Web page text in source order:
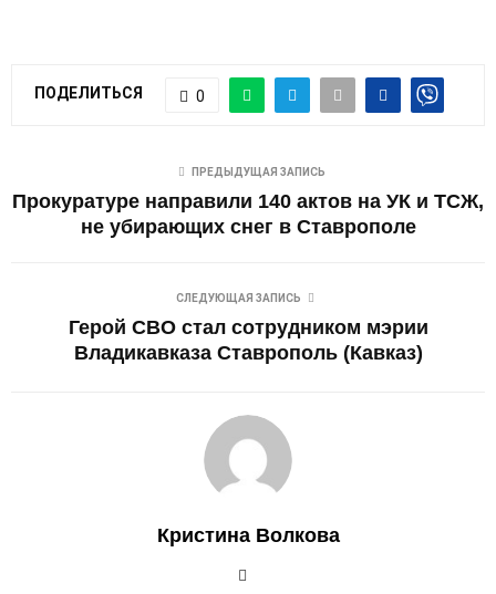
ПОДЕЛИТЬСЯ 0
ПРЕДЫДУЩАЯ ЗАПИСЬ
Прокуратуре направили 140 актов на УК и ТСЖ,
не убирающих снег в Ставрополе
СЛЕДУЮЩАЯ ЗАПИСЬ
Герой СВО стал сотрудником мэрии
Владикавказа Ставрополь (Кавказ)
Кристина Волкова